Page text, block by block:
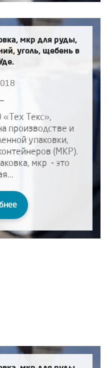
мкр для руды,
уголь, щебень в
Текс»,
производстве и
упаковки,
(МКР).
мкр - это